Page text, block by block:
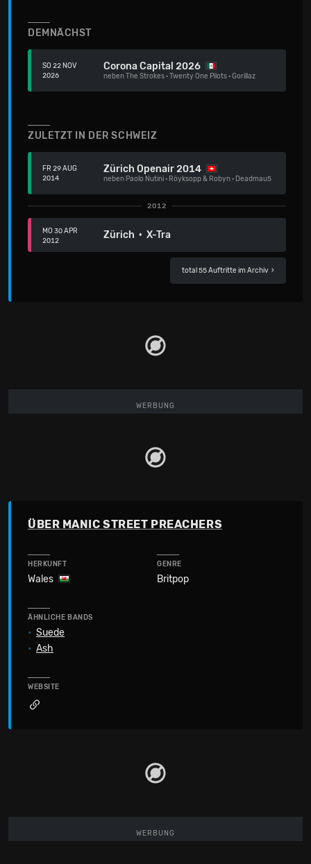
DEMNÄCHST
SO 22 NOV
2026
Corona Capital 2026
nebenThe Strokes·Twenty One Pilots·Gorillaz
ZULETZT IN DER SCHWEIZ
FR 29 AUG
2014
Zürich Openair 2014
neben Paolo Nutini· Röyksopp & Robyn· Deadmau5
2012
MO 30 APR
2012
Zürich · X-Tra
total 55 Auftritte im Archiv ›
WERBUNG
ÜBER MANIC STREET PREACHERS
HERKUNFT
Wales
GENRE
Britpop
ÄHNLICHE BANDS
• Suede
• Ash
WEBSITE
WERBUNG